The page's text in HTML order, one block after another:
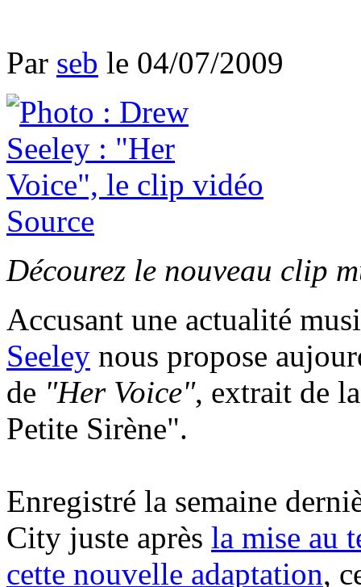
Par seb le 04/07/2009
Source
Décourez le nouveau clip
Accusant une actualité
Seeley nous propose
de "Her Voice", extrait de
Petite Sirène".
Enregistré la semaine
City juste après la mise au
cette nouvelle adaptation,